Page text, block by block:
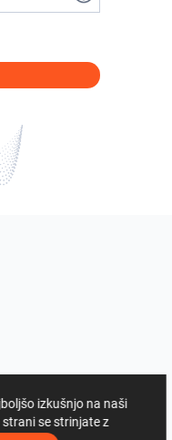
izkušnjo na naši
se strinjate z